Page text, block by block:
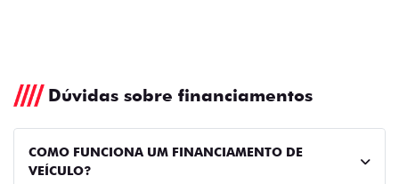
Dúvidas sobre financiamentos
COMO FUNCIONA UM FINANCIAMENTO DE
VEÍCULO?